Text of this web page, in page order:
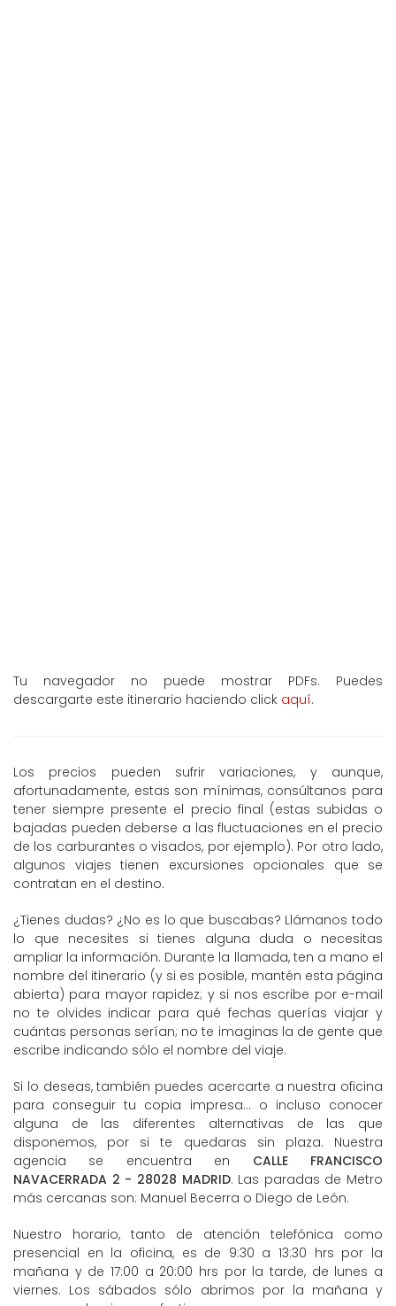
Tu navegador no puede mostrar PDFs. Puedes
descargarte este itinerario haciendo click aquí.
Los precios pueden sufrir variaciones, y aunque,
afortunadamente, estas son mínimas, consúltanos para
tener siempre presente el precio final (estas subidas o
bajadas pueden deberse a las fluctuaciones en el precio
de los carburantes o visados, por ejemplo). Por otro lado,
algunos viajes tienen excursiones opcionales que se
contratan en el destino.
¿Tienes dudas? ¿No es lo que buscabas? Llámanos todo
lo que necesites si tienes alguna duda o necesitas
ampliar la información. Durante la llamada, ten a mano el
nombre del itinerario (y si es posible, mantén esta página
abierta) para mayor rapidez; y si nos escribe por e-mail
no te olvides indicar para qué fechas querías viajar y
cuántas personas serían; no te imaginas la de gente que
escribe indicando sólo el nombre del viaje.
Si lo deseas, también puedes acercarte a nuestra oficina
para conseguir tu copia impresa... o incluso conocer
alguna de las diferentes alternativas de las que
disponemos, por si te quedaras sin plaza. Nuestra
agencia se encuentra en CALLE FRANCISCO
NAVACERRADA 2 - 28028 MADRID. Las paradas de Metro
más cercanas son: Manuel Becerra o Diego de León.
Nuestro horario, tanto de atención telefónica como
presencial en la oficina, es de 9:30 a 13:30 hrs por la
mañana y de 17:00 a 20:00 hrs por la tarde, de lunes a
viernes. Los sábados sólo abrimos por la mañana y